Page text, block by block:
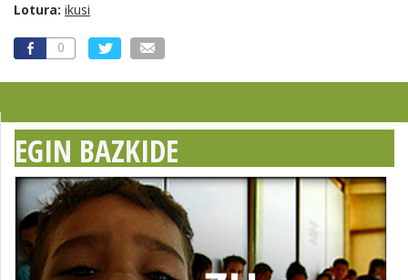
Lotura: ikusi
0
EGIN BAZKIDE